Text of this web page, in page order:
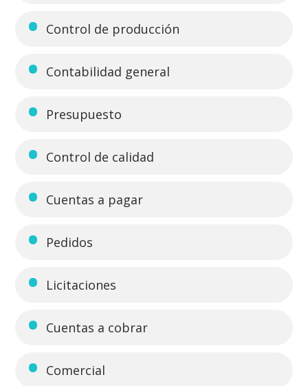
Control de producción
Contabilidad general
Presupuesto
Control de calidad
Cuentas a pagar
Pedidos
Licitaciones
Cuentas a cobrar
Comercial